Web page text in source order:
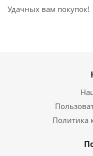
Удачных вам покупок!
Политика